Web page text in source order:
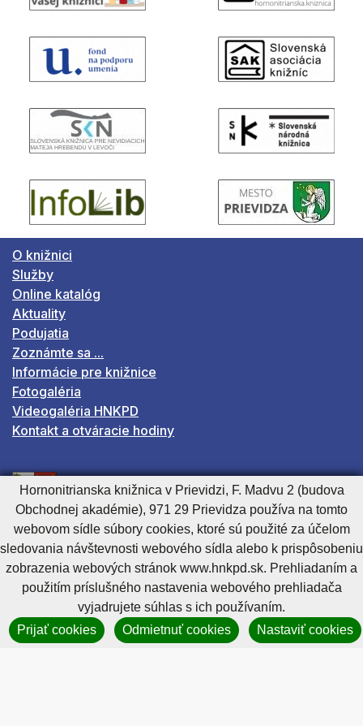
O knižnici
Služby
Online katalóg
Aktuality
Podujatia
Zoznámte sa ...
Informácie pre knižnice
Fotogaléria
Videogaléria HNKPD
Kontakt a otváracie hodiny
Organizácia je v zriaďovateľskej pôsobnosti
Trenčianskeho samosprávneho kraja
Adresa:
F. Madvu 2
971 29 Prievidza (budova Obchodnej akadémie)
Hornonitrianska knižnica v Prievidzi, F. Madvu 2 (budova
Obchodnej akadémie), 971 29 Prievidza používa na tomto
webovom sídle súbory cookies, ktoré sú použité za účelom
sledovania návštevnosti webového sídla alebo k prispôsobeniu
zobrazenia webových stránok www.hnkpd.sk. Prehliadaním a
použitím príslušného nastavenia webového prehliadača
vyjadrujete súhlas s ich používaním.
Prijať cookies
Odmietnuť cookies Nastaviť cookies